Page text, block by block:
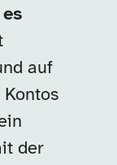
auf
der